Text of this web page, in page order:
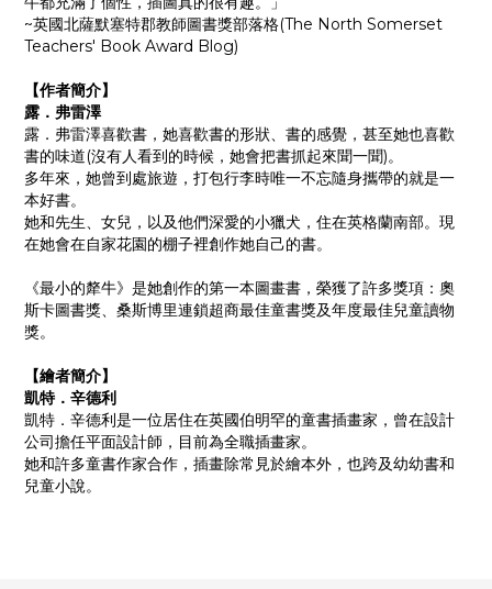
~英國北薩默塞特郡教師圖書獎部落格(The North Somerset
Teachers' Book Award Blog)
【作者簡介】
露．弗雷澤
露．弗雷澤喜歡書，她喜歡書的形狀、書的感覺，甚至她也喜歡
書的味道(沒有人看到的時候，她會把書抓起來聞一聞)。
多年來，她曾到處旅遊，打包行李時唯一不忘隨身攜帶的就是一
本好書。
她和先生、女兒，以及他們深愛的小獵犬，住在英格蘭南部。現
在她會在自家花園的棚子裡創作她自己的書。
《最小的犛牛》是她創作的第一本圖畫書，榮獲了許多獎項：奧
斯卡圖書獎、桑斯博里連鎖超商最佳童書獎及年度最佳兒童讀物
獎。
【繪者簡介】
凱特．辛德利
凱特．辛德利是一位居住在英國伯明罕的童書插畫家，曾在設計
公司擔任平面設計師，目前為全職插畫家。
她和許多童書作家合作，插畫除常見於繪本外，也跨及幼幼書和
兒童小說。